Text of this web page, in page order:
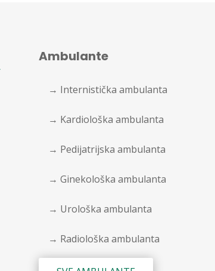
Ambulante
→ Internistička ambulanta
→ Kardiološka ambulanta
→ Pedijatrijska ambulanta
→ Ginekološka ambulanta
→ Urološka ambulanta
→ Radiološka ambulanta